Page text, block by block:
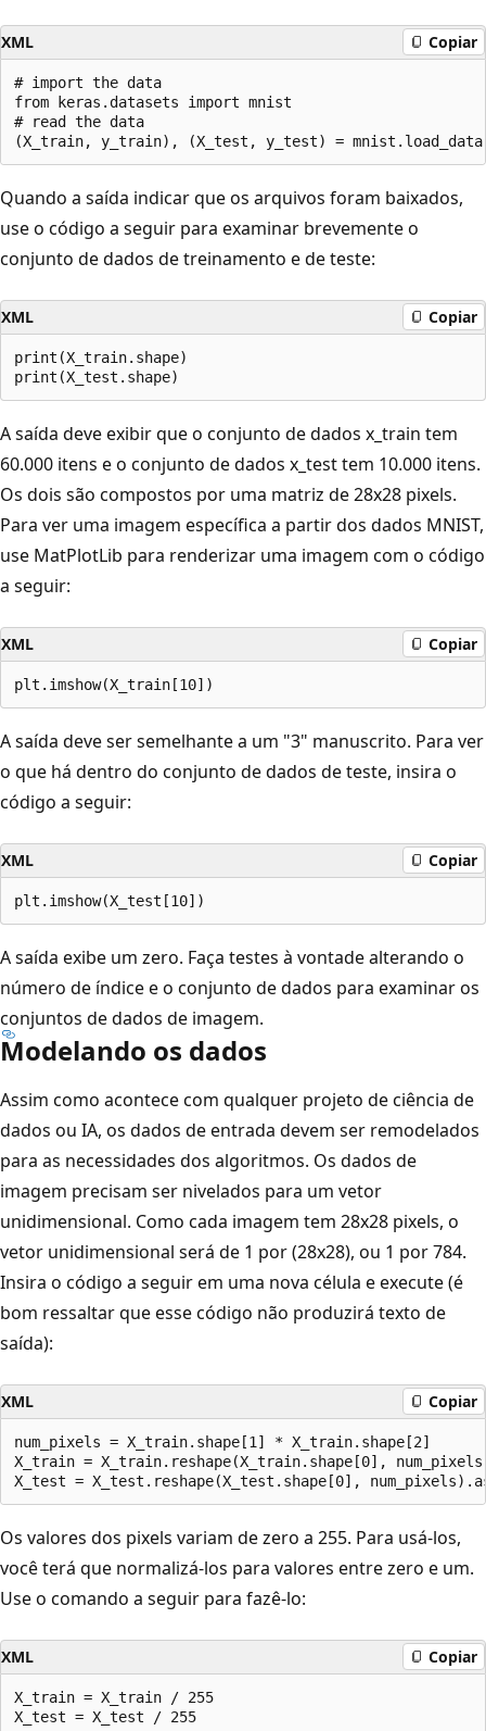
XML Copiar
# import the data
from keras.datasets import mnist
# read the data
Quando a saída indicar que os arquivos foram baixados,
use o código a seguir para examinar brevemente o
conjunto de dados de treinamento e de teste:
XML Copiar
print(X_train.shape)
A saída deve exibir que o conjunto de dados x_train tem
60.000 itens e o conjunto de dados x_test tem 10.000 itens.
Os dois são compostos por uma matriz de 28x28 pixels.
Para ver uma imagem específica a partir dos dados MNIST,
use MatPlotLib para renderizar uma imagem com o código
a seguir:
XML Copiar
A saída deve ser semelhante a um "3" manuscrito. Para ver
o que há dentro do conjunto de dados de teste, insira o
código a seguir:
XML Copiar
A saída exibe um zero. Faça testes à vontade alterando o
número de índice e o conjunto de dados para examinar os
conjuntos de dados de imagem.
Modelando os dados
Assim como acontece com qualquer projeto de ciência de
dados ou IA, os dados de entrada devem ser remodelados
para as necessidades dos algoritmos. Os dados de
imagem precisam ser nivelados para um vetor
unidimensional. Como cada imagem tem 28x28 pixels, o
vetor unidimensional será de 1 por (28x28), ou 1 por 784.
Insira o código a seguir em uma nova célula e execute (é
bom ressaltar que esse código não produzirá texto de
saída):
XML Copiar
num_pixels = X_train.shape[1] * X_train.shape[2]
X_train = X_train.reshape(X_train.shape[0],
Os valores dos pixels variam de zero a 255. Para usá-los,
você terá que normalizá-los para valores entre zero e um.
Use o comando a seguir para fazê-lo:
XML Copiar
X_train = X_train / 255